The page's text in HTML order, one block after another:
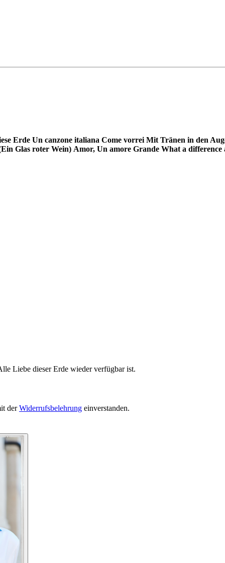
Erde Un canzone italiana Come vorrei Mit Tränen in den
Glas roter Wein) Amor, Un amore Grande What a difference
Liebe dieser Erde wieder verfügbar ist.
derWiderrufsbelehrung einverstanden.